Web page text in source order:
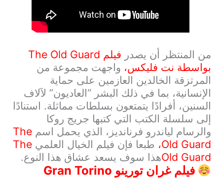
من المنتظر أن يصدر فيلمThe Old Guard
بواسطة نت فليكس،واجهت مجموعة من
المرتزقة الخالدين العازمين على حماية
الإنسانية، بما في ذلك البشر “العاديون” لآلاف
السنين، أفرادًا يتمتعون بسلطات مماثلة. استنادًا
إلى سلسلة الكتب التي كتبها جريج روكا
والرسام لياندرو فرنانديز، الذي يحمل اسمThe
Old Guard،طبعا فإن فيلم الخيال العلميThe
Old Guardهذا سوف يسعد عشاق هذا النوع.
فيلمغران تورينوGran Torino